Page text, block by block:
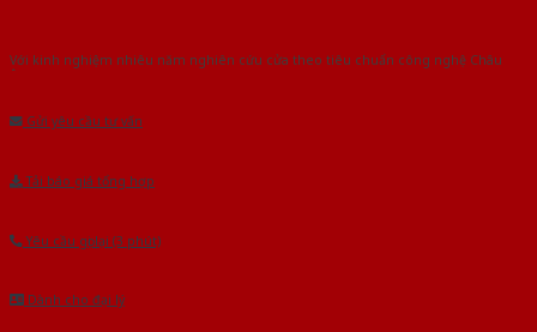
Với kinh nghiệm nhiêu năm nghiên cứu cửa theo tiêu chuẩn công nghệ Châu
Gửi yêu cầu tư vấn
Tải báo giá tổng hợp
Yêu cầu gọi lại (3 phút)
Dành cho đại lý